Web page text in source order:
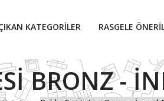
KATEGORILER RASGELE
BRONZ -